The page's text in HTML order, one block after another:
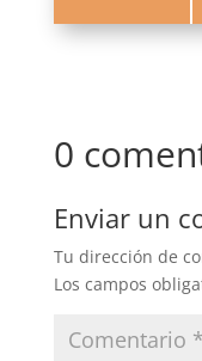
0
Enviar un
Tu dirección de
Los campos